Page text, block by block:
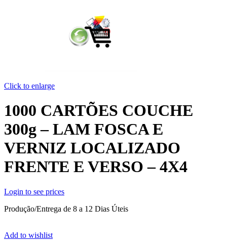
Click to enlarge
1000 CARTÕES COUCHE
300g – LAM FOSCA E
VERNIZ LOCALIZADO
FRENTE E VERSO – 4X4
Login to see prices
Produção/Entrega de 8 a 12 Dias Úteis
Add to wishlist